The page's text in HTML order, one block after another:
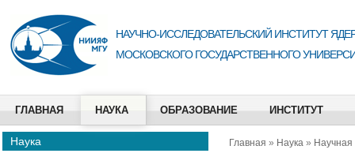
НАУЧНО-ИССЛЕДОВАТЕЛЬСКИЙ ИНСТИТУТ
МОСКОВСКОГО ГОСУДАРСТВЕННОГО
ГЛАВНАЯ НАУКА ОБРАЗОВАНИЕ ИНСТИТУТ
Наука Главная » Наука » Научная